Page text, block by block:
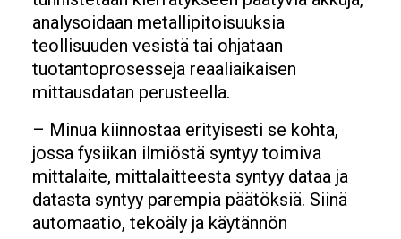
analysoidaan metallipitoisuuksia
teollisuuden vesistä tai ohjataan
tuotantoprosesseja reaaliaikaisen
mittausdatan perusteella.
– Minua kiinnostaa erityisesti se kohta,
jossa fysiikan ilmiöstä syntyy toimiva
mittalaite, mittalaitteesta syntyy dataa ja
datasta syntyy parempia päätöksiä. Siinä
automaatio, tekoäly ja käytännön